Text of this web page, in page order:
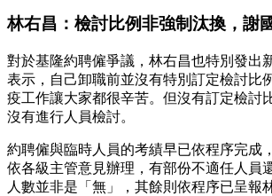
林右昌：檢討比例非強制汰換，謝
對於基隆約聘僱爭議，林右昌也特別發出
表示，自己卸職前並沒有特別訂定檢討比
疫工作讓大家都很辛苦。但沒有訂定檢討
沒有進行人員檢討。
約聘僱與臨時人員的考績早已依程序完成
依各級主管意見辦理，有部份不適任人員
人數並非是「無」，其餘則依程序已呈報